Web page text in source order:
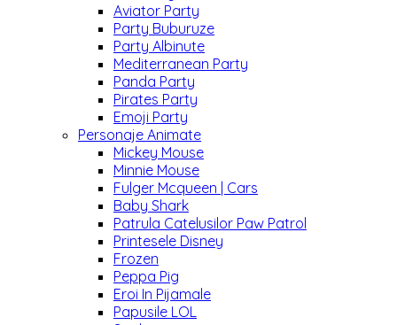
Aviator Party
Party Buburuze
Party Albinute
Mediterranean Party
Panda Party
Pirates Party
Emoji Party
Personaje Animate
Mickey Mouse
Minnie Mouse
Fulger Mcqueen | Cars
Baby Shark
Patrula Catelusilor Paw Patrol
Printesele Disney
Frozen
Peppa Pig
Eroi In Pijamale
Papusile LOL